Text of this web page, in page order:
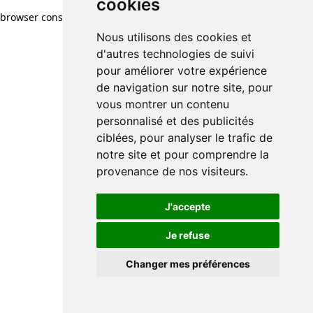
cookies
Nous utilisons des cookies et
d'autres technologies de suivi
pour améliorer votre expérience
de navigation sur notre site, pour
vous montrer un contenu
personnalisé et des publicités
ciblées, pour analyser le trafic de
notre site et pour comprendre la
provenance de nos visiteurs.
J'accepte
Je refuse
Changer mes préférences
browser console for more information)